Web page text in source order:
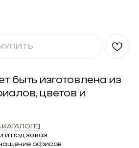
быть изготовлена из
цветов и
и под заказ
офисов